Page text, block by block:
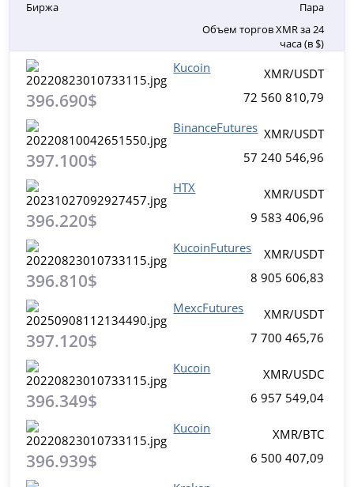
Биржа
Пара
Объем торгов XMR за 24
часа (в $)
Kucoin
396.690$
XMR/USDT
72 560 810,79
BinanceFutures
397.100$
XMR/USDT
57 240 546,96
HTX
396.220$
XMR/USDT
9 583 406,96
KucoinFutures
396.810$
XMR/USDT
8 905 606,83
MexcFutures
397.120$
XMR/USDT
7 700 465,76
Kucoin
396.349$
XMR/USDC
6 957 549,04
Kucoin
396.939$
XMR/BTC
6 500 407,09